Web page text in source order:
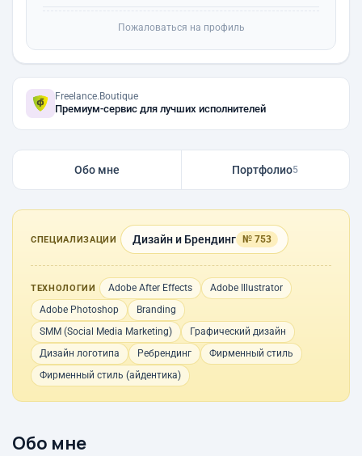
Пожаловаться на профиль
Freelance.Boutique
Премиум-сервис для лучших исполнителей
Обо мне Портфолио5
СПЕЦИАЛИЗАЦИИ Дизайн и Брендинг № 753
ТЕХНОЛОГИИ Adobe After Effects
Adobe Illustrator
Adobe Photoshop
Branding
SMM (Social Media Marketing)
Графический дизайн
Дизайн логотипа
Ребрендинг
Фирменный стиль
Фирменный стиль (айдентика)
Обо мне